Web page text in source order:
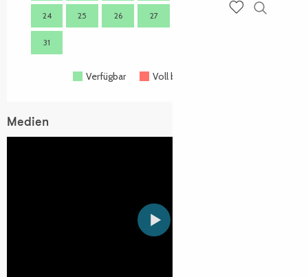
24 25 26 27 30
31
Verfügbar Voll belegt
Medien